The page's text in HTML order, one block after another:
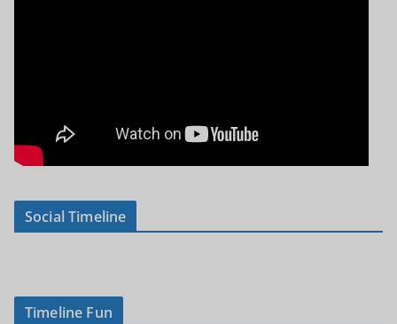
Social Timeline
Timeline Fun